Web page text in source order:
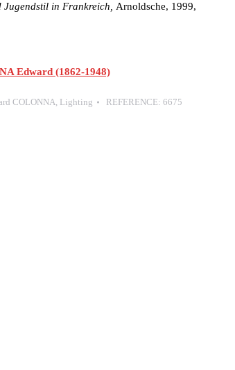
Jugendstil in Frankreich,
Arnoldsche, 1999,
Edward (1862-1948)
COLONNA, Lighting REFERENCE: 6675